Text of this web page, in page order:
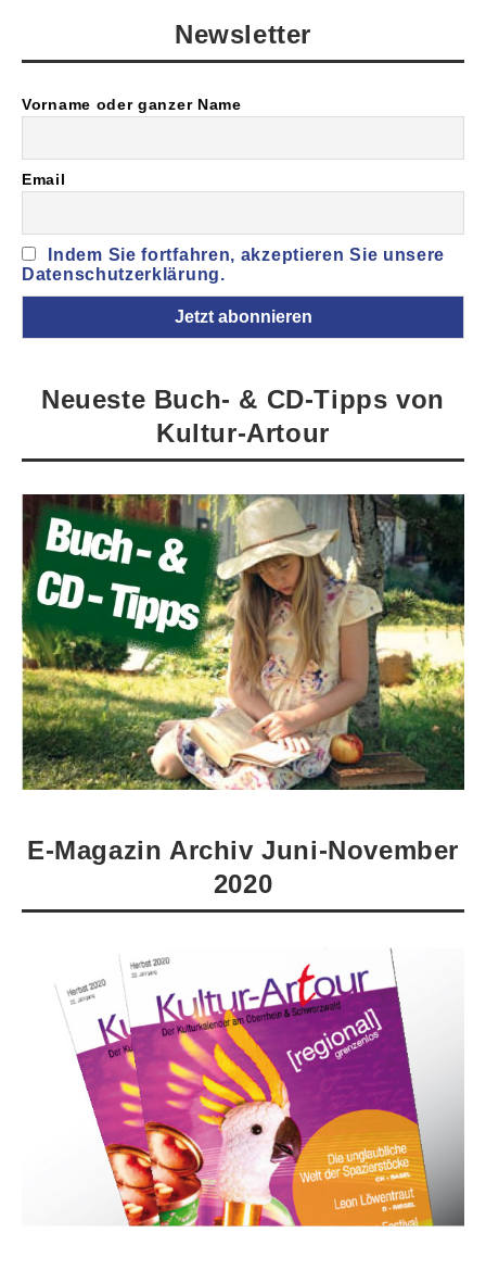
Newsletter
Vorname oder ganzer Name
Email
Indem Sie fortfahren, akzeptieren Sie unsere
Datenschutzerklärung.
Neueste Buch- & CD-Tipps von
Kultur-Artour
E-Magazin Archiv Juni-November
2020